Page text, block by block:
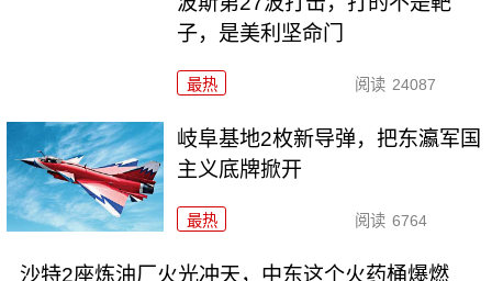
子，是美利坚命门
最热 阅读 24087
岐阜基地2枚新导弹，把东瀛军国
主义底牌掀开
最热 阅读 6764
沙特2座炼油厂火光冲天，中东这个火药桶爆燃